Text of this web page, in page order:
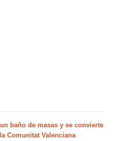
baño de masas y se convierte
Comunitat Valenciana